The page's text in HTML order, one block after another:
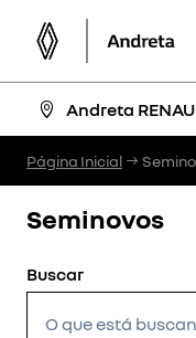
Andreta
Página Inicial
Seminovos